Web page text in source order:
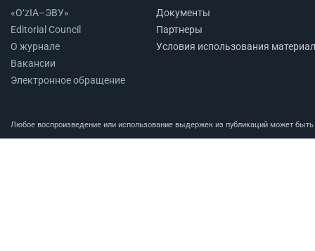
«O‘zIA–ЭВУ»
Editorial Council
О журнале
Вакансии
Электронное обращение
Документы
Партнеры
Условия использования
Любое воспроизведение или использование выдержек из публикаций может